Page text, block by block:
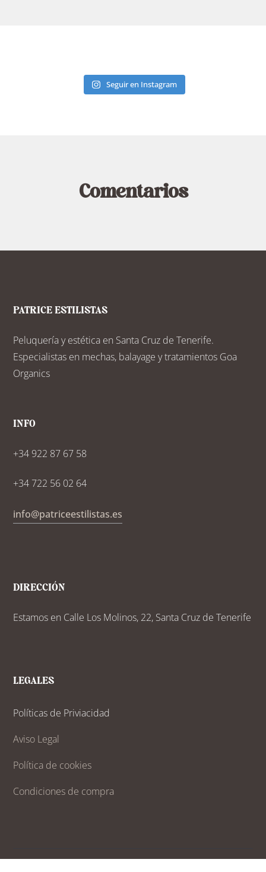
Seguir en Instagram
Comentarios
PATRICE ESTILISTAS
Peluquería y estética en Santa Cruz de Tenerife.
Especialistas en mechas, balayage y tratamientos Goa
Organics
INFO
+34 922 87 67 58
+34 722 56 02 64
info@patriceestilistas.es
DIRECCIÓN
Estamos en Calle Los Molinos, 22, Santa Cruz de Tenerife
LEGALES
Políticas de Priviacidad
Aviso Legal
Política de cookies
Condiciones de compra